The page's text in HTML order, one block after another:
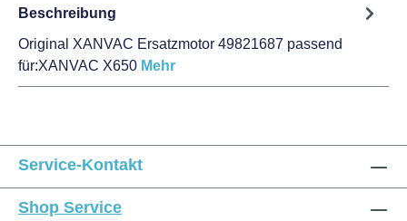
Beschreibung
Original XANVAC Ersatzmotor 49821687 passend
für:XANVAC X650 Mehr
Service-Kontakt
Shop Service